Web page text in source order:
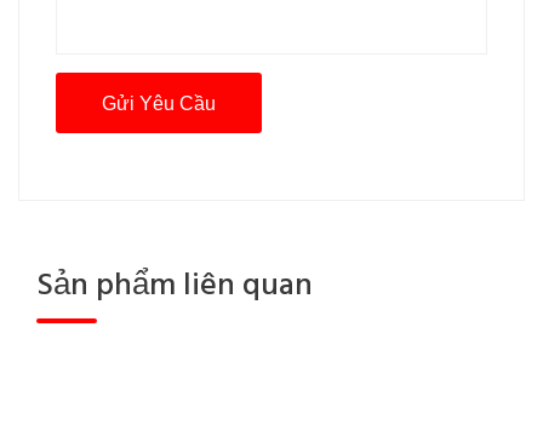
Sản phẩm liên quan